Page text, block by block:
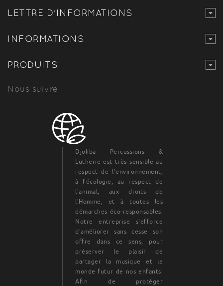
LETTRE D'INFORMATIONS
INFORMATIONS
PRODUITS
Nous suivre
Djoliba Percussions &
Lutherie est très sensible au
respect de l'environnement,
à l'écologie, au respect de
l'animal, aux droits de
l'Homme, et à toutes les
démarches éco-responsables.
Notre entreprise s'efforce
d'améliorer sans cesse son
offre dans ce sens, pour
préserver le plaisir de
partager la musique et le
monde futur de nos enfants.
Afin de protéger